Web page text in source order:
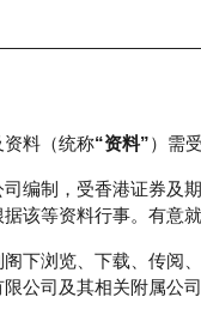
轮证市场统计 正股数
料（统称“资料”）需
编制，受香港证券及
该等资料行事。有意
下浏览、下载、传阅
公司及其相关附属公